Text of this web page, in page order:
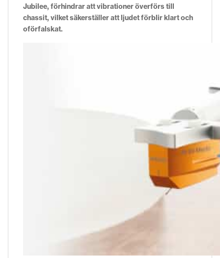
Jubilee, förhindrar att vibrationer överförs till
chassit, vilket säkerställer att ljudet förblir klart och
oförfalskat.